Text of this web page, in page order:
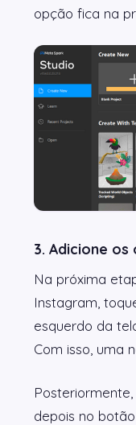
opção fica na
3. Adicione os
Na próxima
Instagram,
esquerdo da
Com isso, uma
depois no